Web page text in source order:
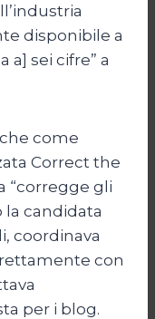
disponibile a
a] sei cifre” a
come
Correct the
“corregge gli
candidata
coordinava
con
per i blog.